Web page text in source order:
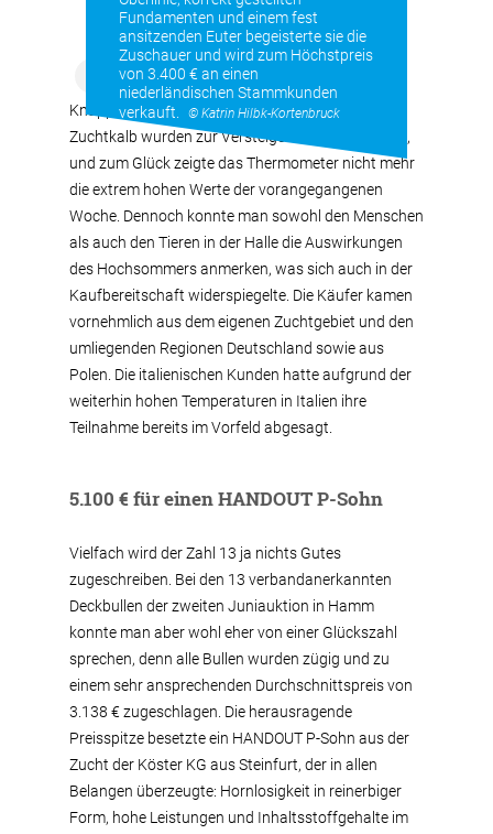
Fundamenten und einem fest
ansitzenden Euter begeisterte sie die
Zuschauer und wird zum Höchstpreis
von 3.400 € an einen
niederländischen Stammkunden
verkauft.
© Katrin Hilbk-Kortenbruck
Knapp 240 Zuchttiere vom Deckbullen bis zum
Zuchtkalb wurden zur Versteigerung aufgetrieben,
und zum Glück zeigte das Thermometer nicht mehr
die extrem hohen Werte der vorangegangenen
Woche. Dennoch konnte man sowohl den Menschen
als auch den Tieren in der Halle die Auswirkungen
des Hochsommers anmerken, was sich auch in der
Kaufbereitschaft widerspiegelte. Die Käufer kamen
vornehmlich aus dem eigenen Zuchtgebiet und den
umliegenden Regionen Deutschland sowie aus
Polen. Die italienischen Kunden hatte aufgrund der
weiterhin hohen Temperaturen in Italien ihre
Teilnahme bereits im Vorfeld abgesagt.
5.100 € für einen HANDOUT P-Sohn
Vielfach wird der Zahl 13 ja nichts Gutes
zugeschreiben. Bei den 13 verbandanerkannten
Deckbullen der zweiten Juniauktion in Hamm
konnte man aber wohl eher von einer Glückszahl
sprechen, denn alle Bullen wurden zügig und zu
einem sehr ansprechenden Durchschnittspreis von
3.138 € zugeschlagen. Die herausragende
Preisspitze besetzte ein HANDOUT P-Sohn aus der
Zucht der Köster KG aus Steinfurt, der in allen
Belangen überzeugte: Hornlosigkeit in reinerbiger
Form, hohe Leistungen und Inhaltsstoffgehalte im